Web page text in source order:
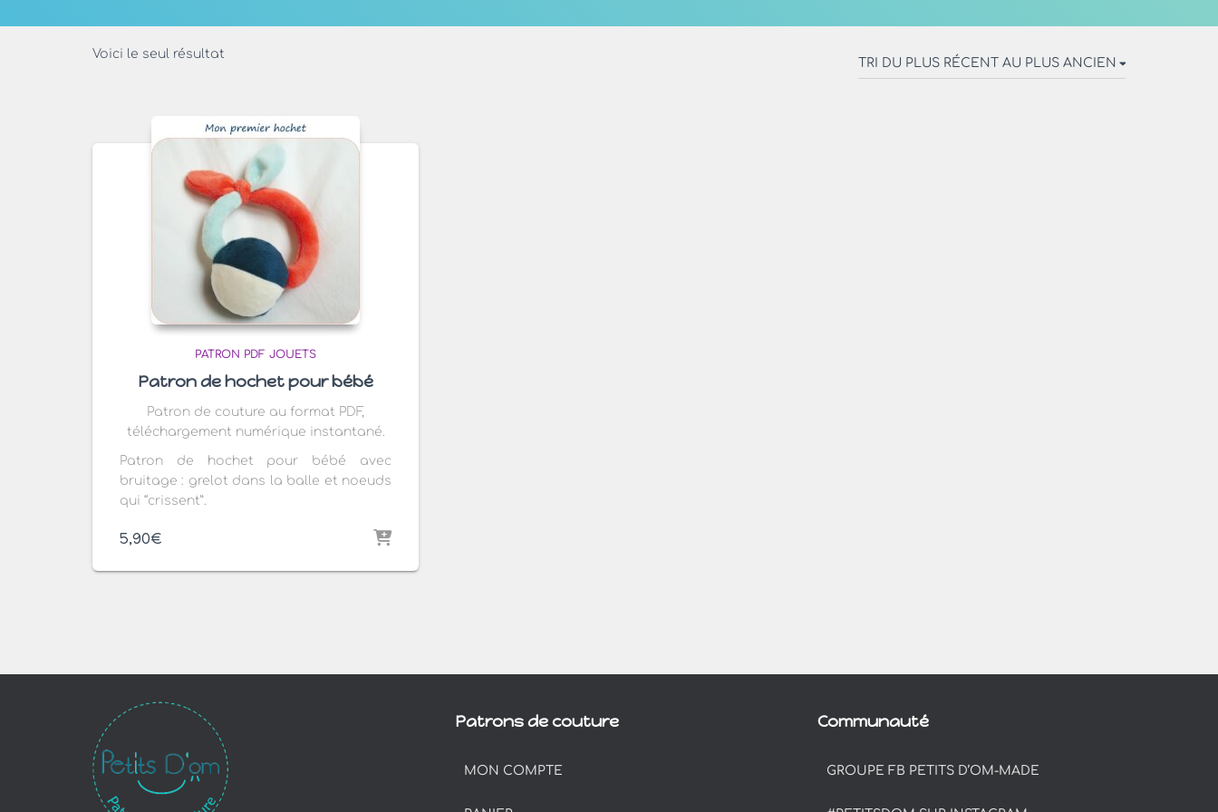
Voici le seul résultat
PATRON PDF JOUETS
Patron de hochet pour bébé
Patron de couture au format PDF,
téléchargement numérique instantané.
Patron de hochet pour bébé avec
bruitage : grelot dans la balle et noeuds
qui “crissent”.
5,90€
Patrons de couture
MON COMPTE
Communauté
GROUPE FB PETITS D’OM-MADE